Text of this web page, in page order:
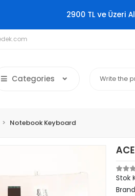
2900 TL ve Üzeri
Categories
Notebook Keyboard
Stok